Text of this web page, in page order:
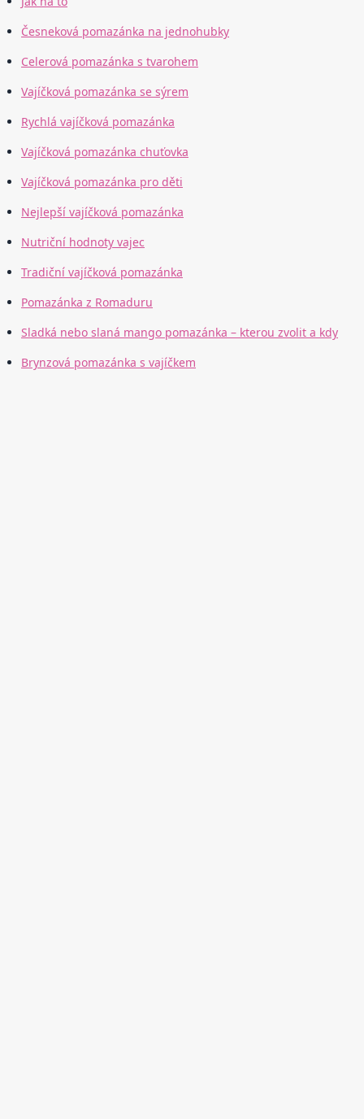
Česneková pomazánka na jednohubky
Celerová pomazánka s tvarohem
Vajíčková pomazánka se sýrem
Rychlá vajíčková pomazánka
Vajíčková pomazánka chuťovka
Vajíčková pomazánka pro děti
Nejlepší vajíčková pomazánka
Nutriční hodnoty vajec
Tradiční vajíčková pomazánka
Pomazánka z Romaduru
Sladká nebo slaná mango pomazánka – kterou zvolit a kdy
Brynzová pomazánka s vajíčkem